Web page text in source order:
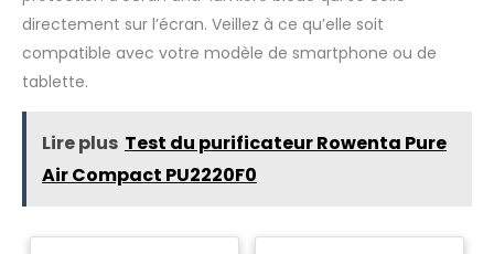
directement sur l’écran. Veillez à ce qu’elle soit
compatible avec votre modèle de smartphone ou de
tablette.
Lire plus Test du purificateur Rowenta Pure
Air Compact PU2220F0